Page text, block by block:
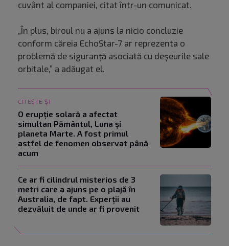
cuvânt al companiei, citat într-un comunicat.
„În plus, biroul nu a ajuns la nicio concluzie
conform căreia EchoStar-7 ar reprezenta o
problemă de siguranţă asociată cu deşeurile sale
orbitale,” a adăugat el.
CITEȘTE ȘI
O erupție solară a afectat
simultan Pământul, Luna și
planeta Marte. A fost primul
astfel de fenomen observat până
acum
Ce ar fi cilindrul misterios de 3
metri care a ajuns pe o plajă în
Australia, de fapt. Experții au
dezvăluit de unde ar fi provenit